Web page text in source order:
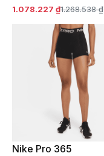
1.078.227 ₫1.268.538 ₫
Nike Pro 365